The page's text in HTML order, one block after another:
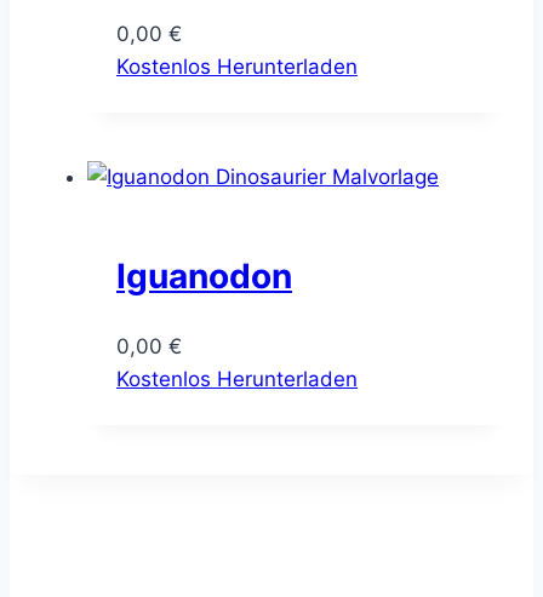
0,00 €
Kostenlos Herunterladen
Iguanodon
0,00 €
Kostenlos Herunterladen